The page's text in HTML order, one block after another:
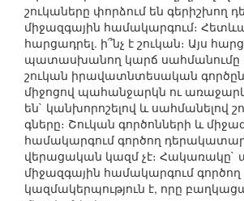
շուկաները փորձում են գերիշխող
միջազգային համակարգում։
հարցադրել. ի՞նչ է շուկան։ Այս
պատասխանող կարճ սահմանումը
շուկան իրավատնտեսական
միջոցով պահանջարկն ու
են` կանխորոշելով և սահմանելով
գները։ Շուկան գործոնների և
համակարգում գործող
վերացական կազմ չէ։ Հակառակը`
միջազգային համակարգում գործող
կազմակերպություն է, որը